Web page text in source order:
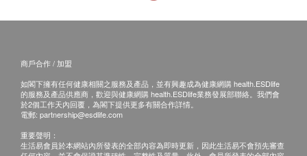
乙型肝炎檢查
乙型肝炎表面抗體
乙型肝炎表面抗原
傳染病
網購health.ESDlife概不負責。一切有關的索償或
查詢，須向提供服務之體檢中心或商戶提出。
商戶合作 / 加盟
如閣下擁有任何健康相關之服務及產品，並有興趣成為健康網購 health.ESDlife
的服務及產品供應商，歡迎與健康網購 health.ESDlife業務發展部聯絡。我們會
於2個工作天內回覆，為閣下提供更多有關合作詳情。
電郵: partnership@esdlife.com
重要聲明：
生活易會員於本網站內所發表的全部內容為即時更新，因此生活易不會預先審查